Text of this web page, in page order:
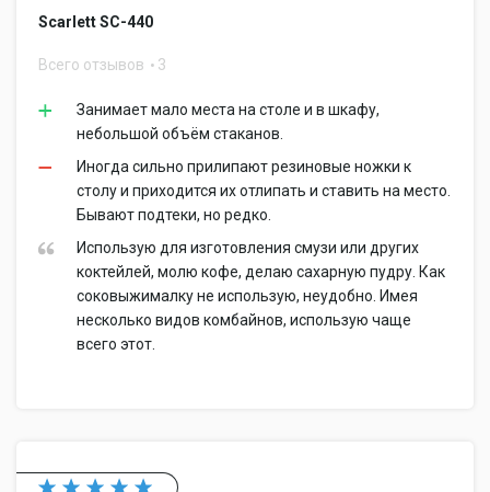
Scarlett SC-440
Всего отзывов 3
Занимает мало места на столе и в шкафу,
небольшой объём стаканов.
Иногда сильно прилипают резиновые ножки к
столу и приходится их отлипать и ставить на место.
Бывают подтеки, но редко.
Использую для изготовления смузи или других
коктейлей, молю кофе, делаю сахарную пудру. Как
соковыжималку не использую, неудобно. Имея
несколько видов комбайнов, использую чаще
всего этот.